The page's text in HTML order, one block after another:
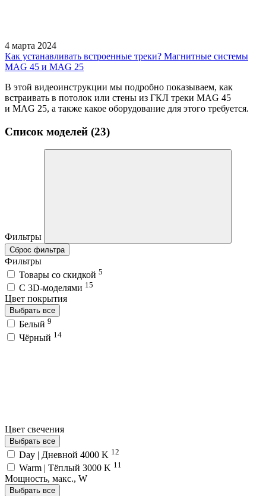
4 марта 2024
Как устанавливать встроенные треки? Магнитные системы
MAG 45 и MAG 25
В этой видеоинструкции мы подробно показываем, как
встраивать в потолок или стены из ГКЛ треки MAG 45
и MAG 25, а также какое оборудование для этого требуется.
Список моделей (23)
Фильтры
Сброс фильтра
Фильтры
Товары со скидкой 5
C 3D-моделями 15
Цвет покрытия
Выбрать все
Белый 9
Чёрный 14
Цвет свечения
Выбрать все
Day | Дневной 4000 K 12
Warm | Тёплый 3000 K 11
Мощность, макс., W
Выбрать все